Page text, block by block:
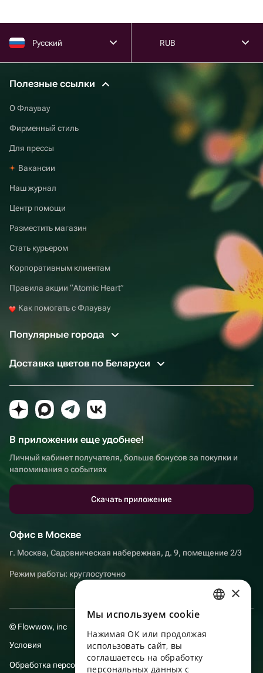
Русский RUB
Полезные ссылки
О Флаувау
Фирменный стиль
Для прессы
Вакансии
Наш журнал
Центр помощи
Разместить магазин
Стать курьером
Корпоративным клиентам
Правила акции “Atomic Heart”
Как помогать с Флаувау
Популярные города
Доставка цветов по Беларуси
В приложении еще удобнее!
Личный кабинет получателя, больше бонусов за покупки и
напоминания о событиях
Скачать приложение
Офис в Москве
г. Москва, Садовническая набережная, д. 9, помещение 2/3
Режим работы: круглосуточно
© Flowwow, inc
Условия
Обработка персональных данных
ENGLISH
UKRAINIAN
×
Мы используем сookie
Нажимая ОК или продолжая
использовать сайт, вы
соглашаетесь на обработку
персональных данных с